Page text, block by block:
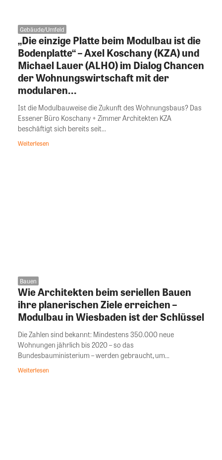
Gebäude/Umfeld
„Die einzige Platte beim Modulbau ist die
Bodenplatte“ – Axel Koschany (KZA) und
Michael Lauer (ALHO) im Dialog Chancen
der Wohnungswirtschaft mit der
modularen...
Ist die Modulbauweise die Zukunft des Wohnungsbaus? Das
Essener Büro Koschany + Zimmer Architekten KZA
beschäftigt sich bereits seit...
Weiterlesen
Bauen
Wie Architekten beim seriellen Bauen
ihre planerischen Ziele erreichen –
Modulbau in Wiesbaden ist der Schlüssel
Die Zahlen sind bekannt: Mindestens 350.000 neue
Wohnungen jährlich bis 2020 – so das
Bundesbauministerium – werden gebraucht, um...
Weiterlesen